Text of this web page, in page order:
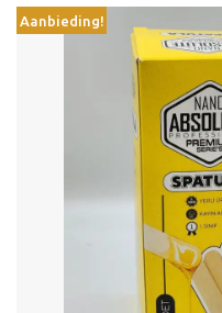
Aanbieding!